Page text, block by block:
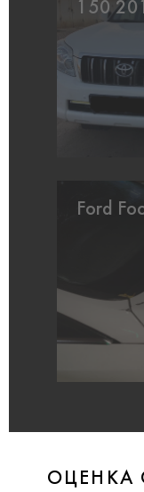
150
Ford
ОЦЕНКА